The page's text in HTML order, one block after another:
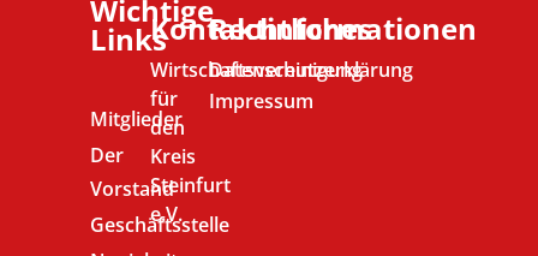
Wichtige
Links
Mitglieder
Der
Vorstand
Geschäftsstelle
Kontaktinformationen
Wirtschaftsvereinigung
für
den
Kreis
Steinfurt
e.V.
Rechtliches
Datenschutzerklärung
Impressum